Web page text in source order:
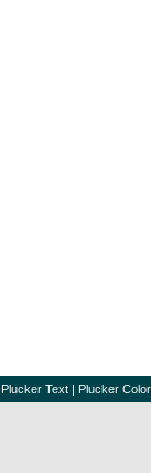
Plucker Text | Plucker Color